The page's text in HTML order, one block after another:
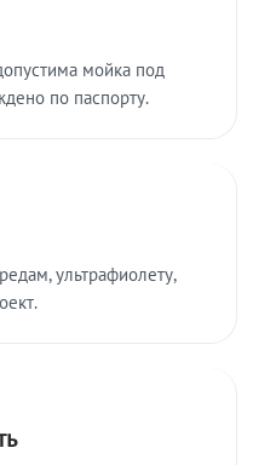
мойка под
по паспорту.
ультрафиолету,